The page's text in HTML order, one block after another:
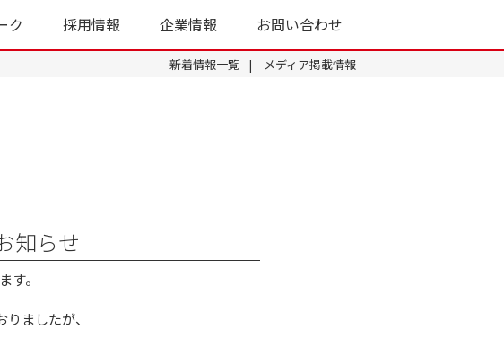
ク 採用情報 企業情報 お問い合わせ
新着情報一覧 メディア掲載情報
知らせ
す。
ましたが、